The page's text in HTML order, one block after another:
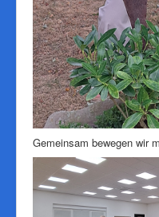
Gemeinsam bewegen wir